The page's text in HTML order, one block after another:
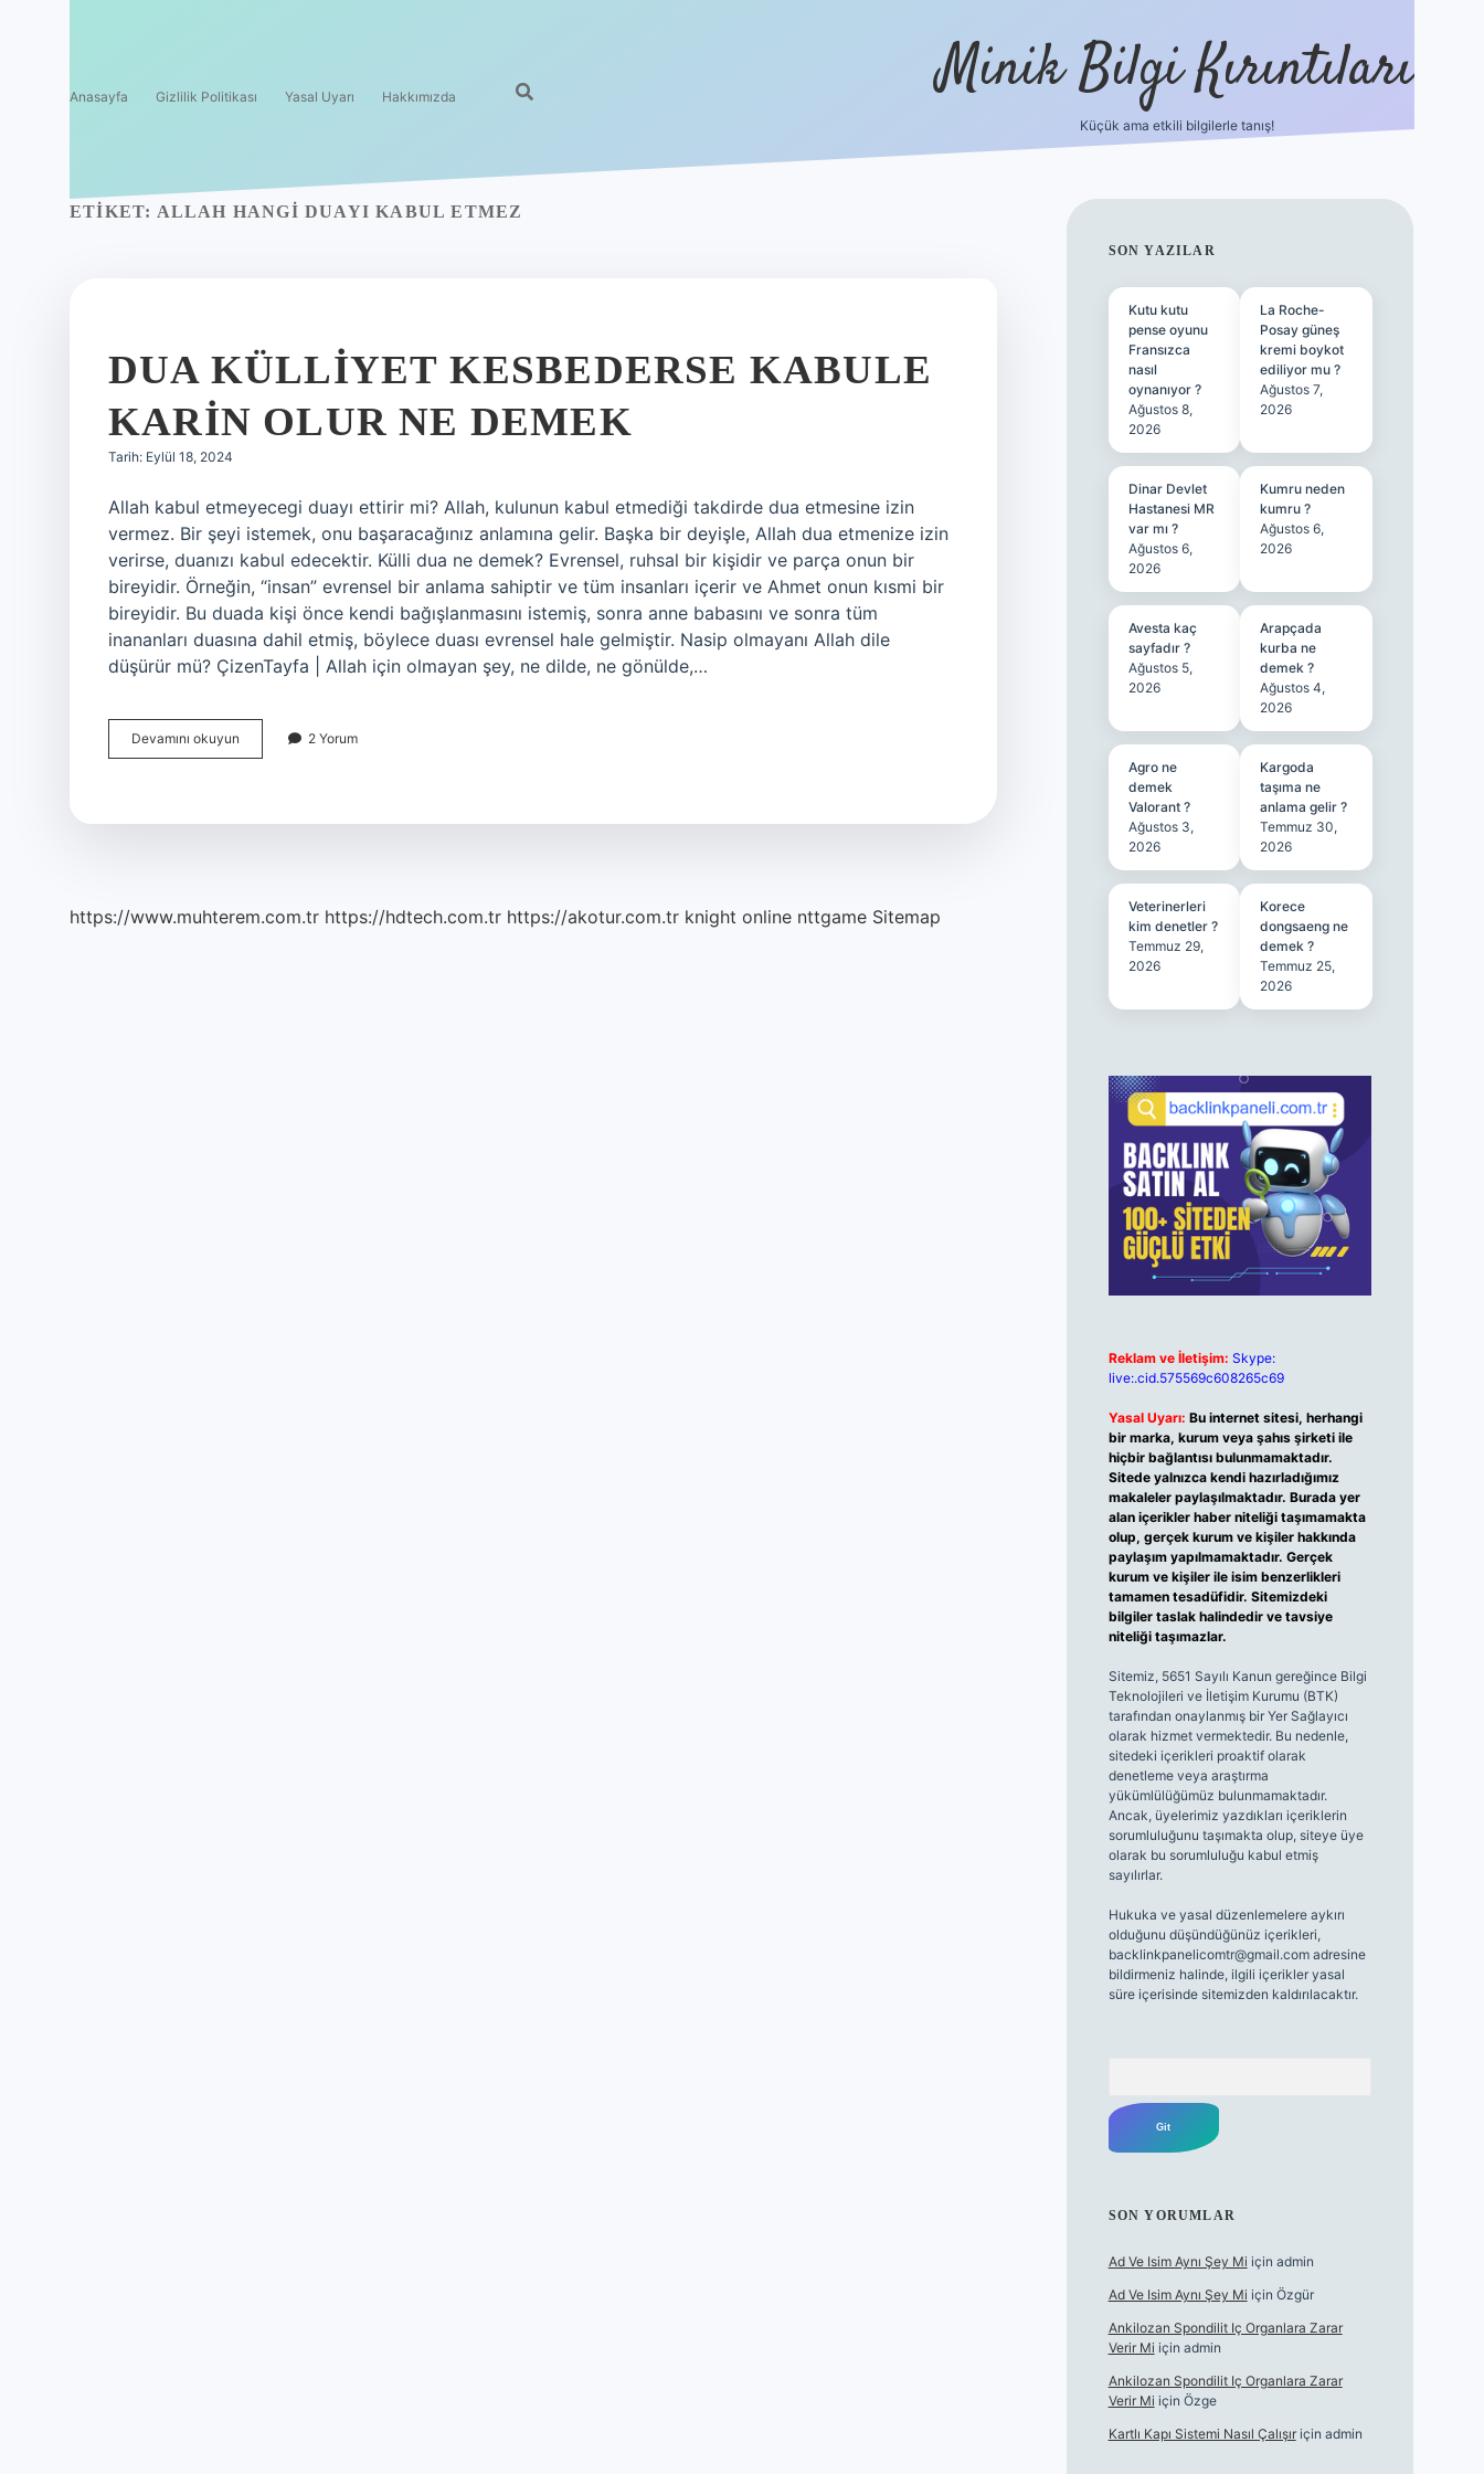
Anasayfa Gizlilik Politikası Yasal Uyarı Hakkımızda Minik Bilgi Kırıntıları
Küçük ama etkili bilgilerle tanış!
ETIKET: ALLAH HANGI DUAYI KABUL ETMEZ
DUA KÜLLIYET KESBEDERSE KABULE
KARIN OLUR NE DEMEK
Tarih: Eylül 18, 2024
Allah kabul etmeyecegi duayı ettirir mi? Allah, kulunun kabul etmediği takdirde dua etmesine izin
vermez. Bir şeyi istemek, onu başaracağınız anlamına gelir. Başka bir deyişle, Allah dua etmenize izin
verirse, duanızı kabul edecektir. Külli dua ne demek? Evrensel, ruhsal bir kişidir ve parça onun bir
bireyidir. Örneğin, “insan” evrensel bir anlama sahiptir ve tüm insanları içerir ve Ahmet onun kısmi bir
bireyidir. Bu duada kişi önce kendi bağışlanmasını istemiş, sonra anne babasını ve sonra tüm
inananları duasına dahil etmiş, böylece duası evrensel hale gelmiştir. Nasip olmayanı Allah dile
düşürür mü? ÇizenTayfa | Allah için olmayan şey, ne dilde, ne gönülde,…
Devamını okuyun
Külliyet
2 Yorum
https://www.muhterem.com.tr https://hdtech.com.tr https://akotur.com.tr knight online nttgame Sitemap
SIDEBAR
SON YAZILAR
Kutu kutu
pense oyunu
Fransızca
nasıl
oynanıyor ?
Ağustos 8,
2026
La Roche-
Posay güneş
kremi boykot
ediliyor mu ?
Ağustos 7,
2026
Dinar Devlet
Hastanesi MR
var mı ?
Ağustos 6,
2026
Kumru neden
kumru ?
Ağustos 6,
2026
Avesta kaç
sayfadır ?
Ağustos 5,
2026
Arapçada
kurba ne
demek ?
Ağustos 4,
2026
Agro ne
demek
Valorant ?
Ağustos 3,
2026
Kargoda
taşıma ne
anlama gelir ?
Temmuz 30,
2026
Veterinerleri
kim denetler ?
Temmuz 29,
2026
Korece
dongsaeng ne
demek ?
Temmuz 25,
2026
Reklam ve İletişim: Skype:
live:.cid.575569c608265c69
Yasal Uyarı: Bu internet sitesi, herhangi
bir marka, kurum veya şahıs şirketi ile
hiçbir bağlantısı bulunmamaktadır.
Sitede yalnızca kendi hazırladığımız
makaleler paylaşılmaktadır. Burada yer
alan içerikler haber niteliği taşımamakta
olup, gerçek kurum ve kişiler hakkında
paylaşım yapılmamaktadır. Gerçek
kurum ve kişiler ile isim benzerlikleri
tamamen tesadüfidir. Sitemizdeki
bilgiler taslak halindedir ve tavsiye
niteliği taşımazlar.
Sitemiz, 5651 Sayılı Kanun gereğince Bilgi
Teknolojileri ve İletişim Kurumu (BTK)
tarafından onaylanmış bir Yer Sağlayıcı
olarak hizmet vermektedir. Bu nedenle,
sitedeki içerikleri proaktif olarak
denetleme veya araştırma
yükümlülüğümüz bulunmamaktadır.
Ancak, üyelerimiz yazdıkları içeriklerin
sorumluluğunu taşımakta olup, siteye üye
olarak bu sorumluluğu kabul etmiş
sayılırlar.
Hukuka ve yasal düzenlemelere aykırı
olduğunu düşündüğünüz içerikleri,
backlinkpanelicomtr@gmail.comadresine
bildirmeniz halinde, ilgili içerikler yasal
süre içerisinde sitemizden kaldırılacaktır.
SON YORUMLAR
Ad Ve Isim Aynı Şey Mi için admin
Ad Ve Isim Aynı Şey Mi için Özgür
Ankilozan Spondilit Iç Organlara Zarar
Verir Mi için admin
Ankilozan Spondilit Iç Organlara Zarar
Verir Mi için Özge
Kartlı Kapı Sistemi Nasıl Çalışıriçin admin
ilbet